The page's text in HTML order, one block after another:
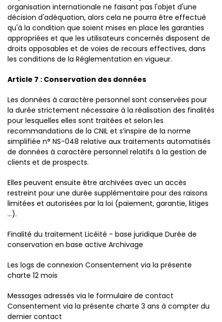
organisation internationale ne faisant pas l'objet d'une
décision d'adéquation, alors cela ne pourra être effectué
qu'à la condition que soient mises en place les garanties
appropriées et que les utilisateurs concernés disposent de
droits opposables et de voies de recours effectives, dans
les conditions de la Réglementation en vigueur.
Article 7 : Conservation des données
Les données à caractère personnel sont conservées pour
la durée strictement nécessaire à la réalisation des finalités
pour lesquelles elles sont traitées et selon les
recommandations de la CNIL et s’inspire de la norme
simplifiée n° NS-048 relative aux traitements automatisés
de données à caractère personnel relatifs à la gestion de
clients et de prospects.
Elles peuvent ensuite être archivées avec un accès
restreint pour une durée supplémentaire pour des raisons
limitées et autorisées par la loi (paiement, garantie, litiges
...).
Finalité du traitement Licéité - base juridique Durée de
conservation en base active Archivage
Les logs de connexion Consentement via la présente
charte 12 mois
Messages adressés via le formulaire de contact
Consentement via la présente charte 3 ans à compter du
dernier contact